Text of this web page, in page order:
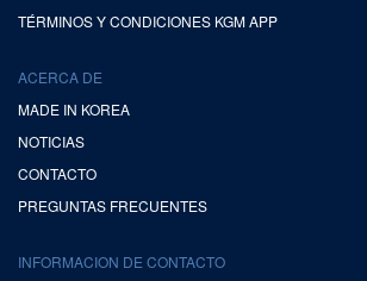
TÉRMINOS Y CONDICIONES KGM APP
ACERCA DE
MADE IN KOREA
NOTICIAS
CONTACTO
PREGUNTAS FRECUENTES
INFORMACION DE CONTACTO